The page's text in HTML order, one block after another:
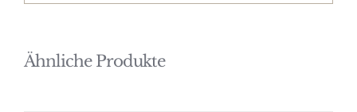
Ähnliche Produkte